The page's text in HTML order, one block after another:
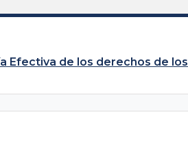
Efectiva de los derechos de los